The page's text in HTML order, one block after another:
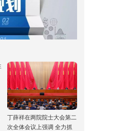
丁薛祥在两院院士大会第二
次全体会议上强调 全力抓